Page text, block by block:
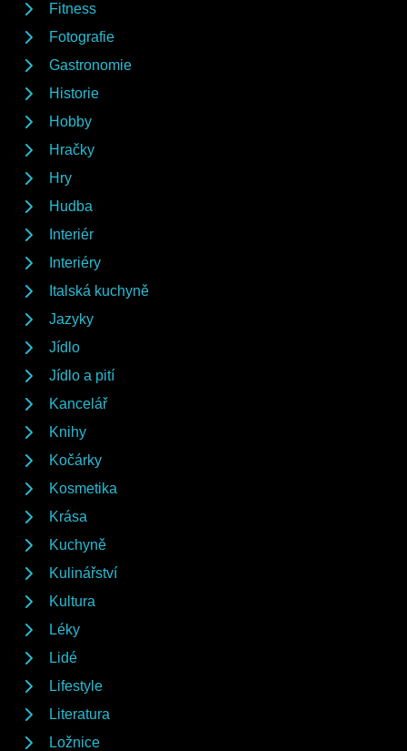
Fitness
Fotografie
Gastronomie
Historie
Hobby
Hračky
Hry
Hudba
Interiér
Interiéry
Italská kuchyně
Jazyky
Jídlo
Jídlo a pití
Kancelář
Knihy
Kočárky
Kosmetika
Krása
Kuchyně
Kulinářství
Kultura
Léky
Lidé
Lifestyle
Literatura
Ložnice